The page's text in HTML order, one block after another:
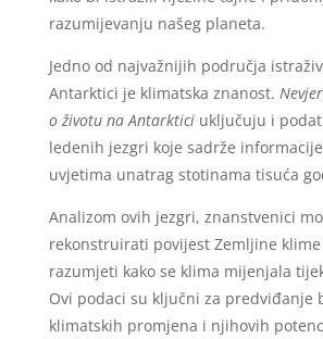
razumijevanju našeg planeta.
Jedno od najvažnijih područja
Antarktici je klimatska znanost.
o životu na Antarkticiuključuju i
ledenih jezgri koje sadrže
uvjetima unatrag stotinama tisuća
Analizom ovih jezgri, znanstvenici
rekonstruirati povijest Zemljine
razumjeti kako se klima mijenjala
Ovi podaci su ključni za predviđanje
klimatskih promjena i njihovih